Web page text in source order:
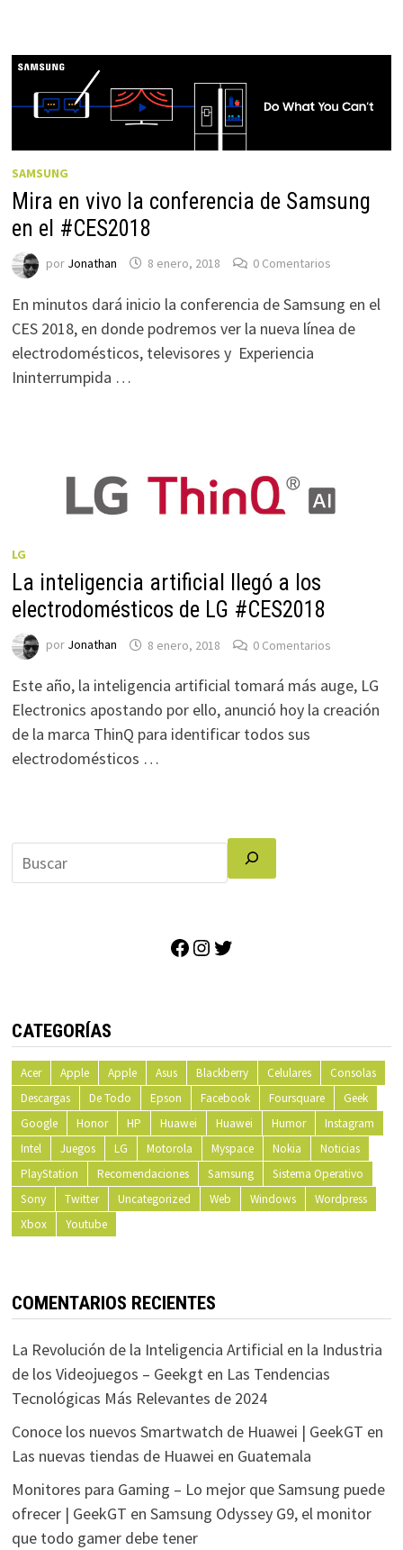
SAMSUNG
Mira en vivo la conferencia de Samsung
en el #CES2018
por Jonathan 8 enero, 2018 0 Comentarios
En minutos dará inicio la conferencia de Samsung en el
CES 2018, en donde podremos ver la nueva línea de
electrodomésticos, televisores y Experiencia
Ininterrumpida …
LG
La inteligencia artificial llegó a los
electrodomésticos de LG #CES2018
por Jonathan 8 enero, 2018 0 Comentarios
Este año, la inteligencia artificial tomará más auge, LG
Electronics apostando por ello, anunció hoy la creación
de la marca ThinQ para identificar todos sus
electrodomésticos …
Facebook
Instagram
CATEGORÍAS
Acer Apple Apple Asus Blackberry Celulares
Consolas
Descargas
De Todo Epson Facebook Foursquare
Geek
Google
Honor HP Huawei Huawei Humor
Instagram
Intel
Juegos LG Motorola Myspace Nokia
Noticias
PlayStation
Recomendaciones Samsung
Sistema Operativo
Sony
Twitter Uncategorized Web Windows
Wordpress
Xbox
Youtube
COMENTARIOS RECIENTES
La Revolución de la Inteligencia Artificial en la Industria
de los Videojuegos – Geekgten Las Tendencias
Tecnológicas Más Relevantes de 2024
Conoce los nuevos Smartwatch de Huawei | GeekGT en
Las nuevas tiendas de Huawei en Guatemala
Monitores para Gaming – Lo mejor que Samsung puede
ofrecer | GeekGT en Samsung Odyssey G9, el monitor
que todo gamer debe tener